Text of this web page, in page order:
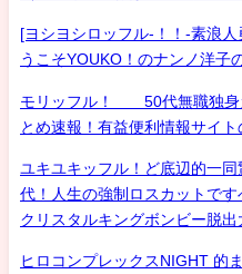
[ヨシヨシロッフル-！！-素浪
うこそYOUKO！のナンノ洋子
モリッフル！ 50代無職独身
とめ速報！有益便利情報サイ
ユキユキッフル！ど底辺的一
代！人生の強制ロスカットで
クリスタルキングボンビー脱出
ヒロコンプレックスNIGHT 的